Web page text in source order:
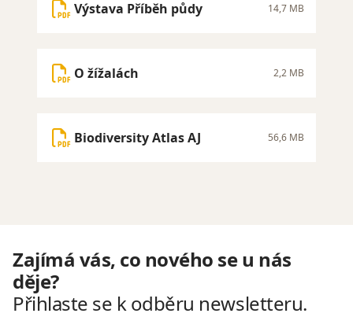
Výstava Příběh půdy 14,7 MB
O žížalách 2,2 MB
Biodiversity Atlas AJ 56,6 MB
Zajímá vás, co nového se u nás
děje?
Přihlaste se k odběru newsletteru.